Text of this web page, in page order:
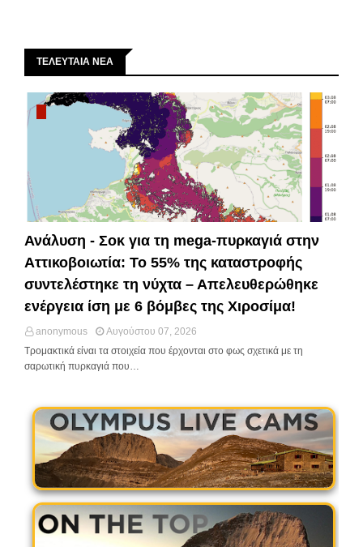
ΤΕΛΕΥΤΑΙΑ ΝΕΑ
Ανάλυση - Σοκ για τη mega-πυρκαγιά στην
Αττικοβοιωτία: Το 55% της καταστροφής
συντελέστηκε τη νύχτα – Απελευθερώθηκε
ενέργεια ίση με 6 βόμβες της Χιροσίμα!
anonymous
Αυγούστου 07, 2026
Τρομακτικά είναι τα στοιχεία που έρχονται στο φως σχετικά με τη
σαρωτική πυρκαγιά που…